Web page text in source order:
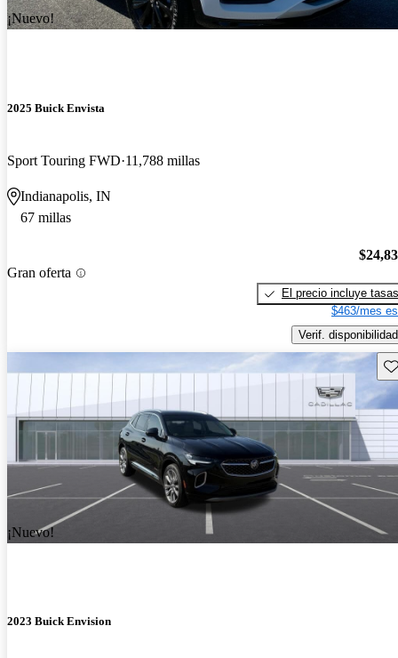
¡Nuevo!
2025 Buick Envista
Sport Touring FWD 11,788 millas
Indianapolis, IN
67 millas
Gran oferta
El precio incluye tasas
$463/mes
Verif. disponibilidad
¡Nuevo!
2023 Buick Envision